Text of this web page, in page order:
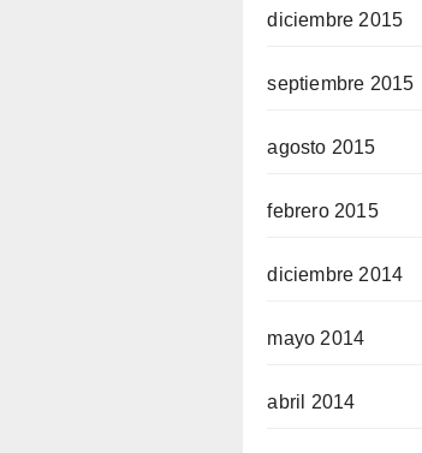
diciembre 2015
septiembre 2015
agosto 2015
febrero 2015
diciembre 2014
mayo 2014
abril 2014